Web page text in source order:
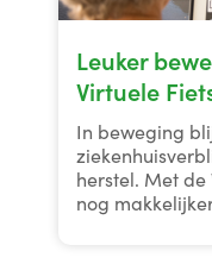
Leuker
Virtuele
In beweging
herstel. Met
nog